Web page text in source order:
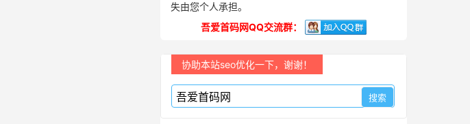
失由您个人承担。
吾爱首码网QQ交流群：
协助本站seo优化一下，谢谢！